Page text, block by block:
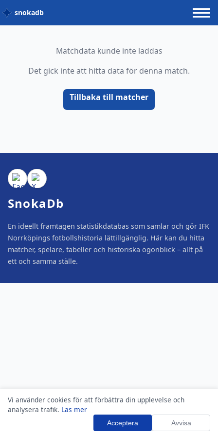
Vi använder cookies för att förbättra din upplevelse och
analysera trafik. Läs mer
Acceptera Avvisa
snokadb
Matchdata kunde inte laddas
Det gick inte att hitta data för denna match.
Tillbaka till matcher
SnokaDb
En ideellt framtagen statistikdatabas som samlar och gör IFK
Norrköpings fotbollshistoria lättillgänglig. Här kan du hitta
matcher, spelare, tabeller och historiska ögonblick – allt på
ett och samma ställe.